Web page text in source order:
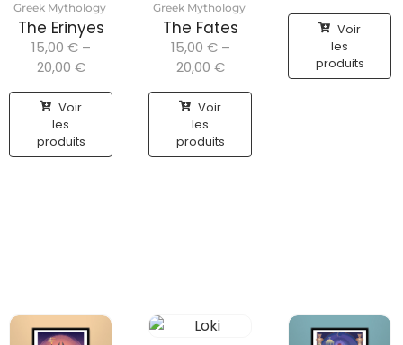
Greek Mythology
The Erinyes
15,00 € –
20,00 €
Voir
les
produits
Greek Mythology
The Fates
15,00 € –
20,00 €
Voir
les
produits
Voir
les
produits